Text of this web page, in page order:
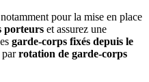
pour la mise en place
porteurs et assurez une
garde-corps fixés depuis le
parrotation de garde-corps